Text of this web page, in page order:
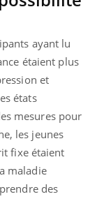
ayant lu
étaient plus
et
états
mesures pour
les jeunes
fixe étaient
maladie
des